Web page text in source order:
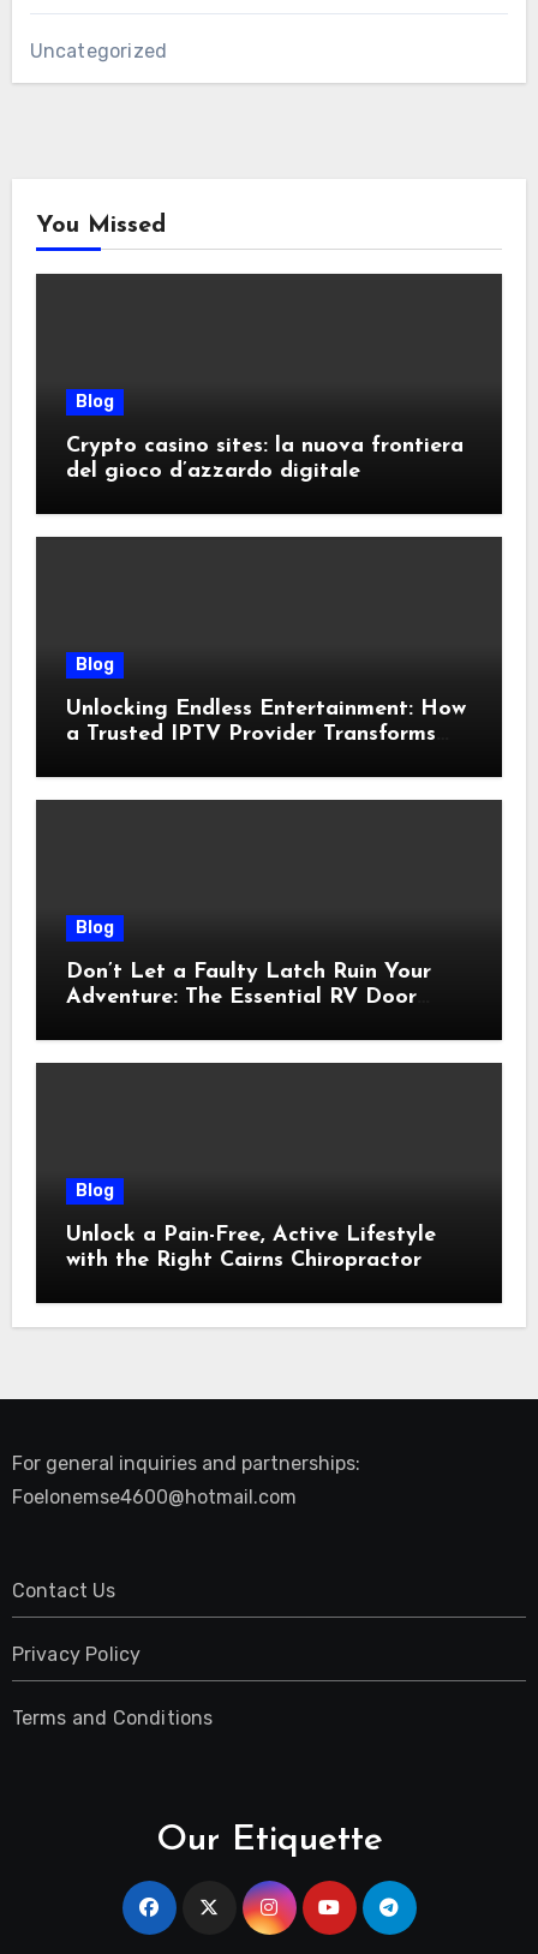
Uncategorized
You Missed
Blog
Crypto casino sites: la nuova frontiera
del gioco d’azzardo digitale
Blog
Unlocking Endless Entertainment: How
a Trusted IPTV Provider Transforms
Blog
Don’t Let a Faulty Latch Ruin Your
Adventure: The Essential RV Door
Blog
Unlock a Pain-Free, Active Lifestyle
with the Right Cairns Chiropractor
For general inquiries and partnerships:
Foelonemse4600@hotmail.com
Contact Us
Privacy Policy
Terms and Conditions
Our Etiquette